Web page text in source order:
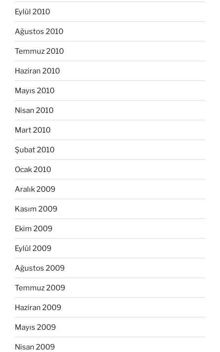
Eylül 2010
Ağustos 2010
Temmuz 2010
Haziran 2010
Mayıs 2010
Nisan 2010
Mart 2010
Şubat 2010
Ocak 2010
Aralık 2009
Kasım 2009
Ekim 2009
Eylül 2009
Ağustos 2009
Temmuz 2009
Haziran 2009
Mayıs 2009
Nisan 2009